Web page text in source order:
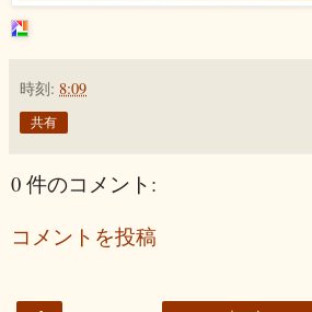
時刻: 8:09
共有
0 件のコメント:
コメントを投稿